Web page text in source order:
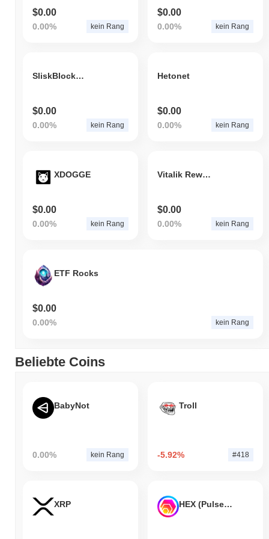
$0.00
0.00% kein Rang
$0.00
0.00% kein Rang
SliskBlockchain
$0.00
0.00% kein Rang
Hetonet
$0.00
0.00% kein Rang
XDOGGE
$0.00
0.00% kein Rang
Vitalik Rewards BSC
$0.00
0.00% kein Rang
ETF Rocks
$0.00
0.00% kein Rang
Beliebte Coins
BabyNot
0.00% kein Rang
Troll
-5.92% #418
XRP HEX (Pulsechain)